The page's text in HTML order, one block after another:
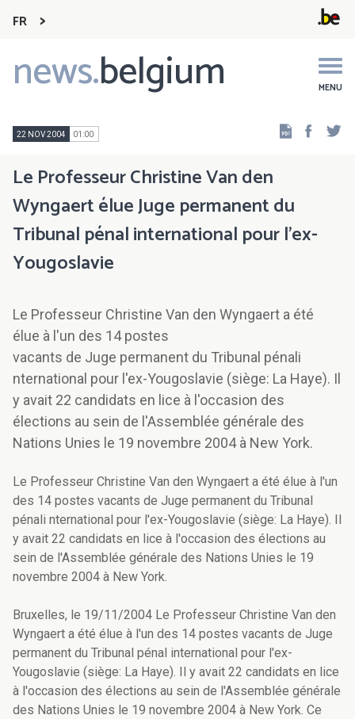
FR
news.belgium MENU
Main
navigation
22 NOV 2004 01:00
Le Professeur Christine Van den
Wyngaert élue Juge permanent du
Tribunal pénal international pour l'ex-
Yougoslavie
Le Professeur Christine Van den Wyngaert a été
élue à l'un des 14 postes
vacants de Juge permanent du Tribunal pénali
nternational pour l'ex-Yougoslavie (siège: La Haye). Il
y avait 22 candidats en lice à l'occasion des
élections au sein de l'Assemblée générale des
Nations Unies le 19 novembre 2004 à New York.
Le Professeur Christine Van den Wyngaert a été élue à l'un
des 14 postes vacants de Juge permanent du Tribunal
pénali nternational pour l'ex-Yougoslavie (siège: La Haye). Il
y avait 22 candidats en lice à l'occasion des élections au
sein de l'Assemblée générale des Nations Unies le 19
novembre 2004 à New York.
Bruxelles, le 19/11/2004 Le Professeur Christine Van den
Wyngaert a été élue à l'un des 14 postes vacants de Juge
permanent du Tribunal pénal international pour l'ex-
Yougoslavie (siège: La Haye). Il y avait 22 candidats en lice
à l'occasion des élections au sein de l'Assemblée générale
des Nations Unies le 19 novembre 2004 à New York. Ce